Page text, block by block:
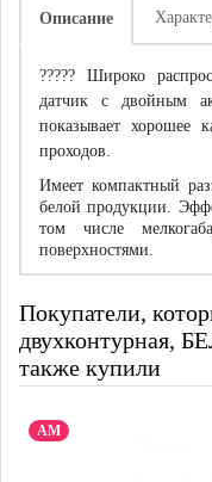
Описание
????? Широко
датчик с двойным
показывает хорошее
проходов.
Имеет компактный
белой продукции.
том числе
поверхностями.
Покупатели,
двухконтурная,
также купили
АМ